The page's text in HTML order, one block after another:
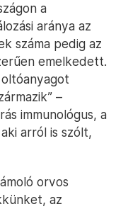
a
aránya az
száma pedig az
emelkedett.
–
immunológus, a
arról is szólt,
orvos
az